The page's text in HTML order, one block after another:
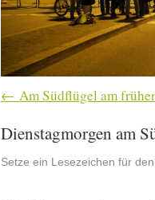
Am Südflügel am
Dienstagmorgen am
Setze ein Lesezeichen für